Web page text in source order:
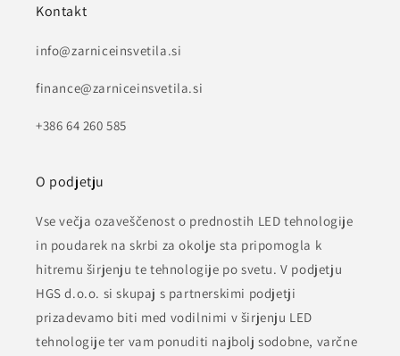
Kontakt
info@zarniceinsvetila.si
finance@zarniceinsvetila.si
+386 64 260 585
O podjetju
Vse večja ozaveščenost o prednostih LED tehnologije
in poudarek na skrbi za okolje sta pripomogla k
hitremu širjenju te tehnologije po svetu. V podjetju
HGS d.o.o. si skupaj s partnerskimi podjetji
prizadevamo biti med vodilnimi v širjenju LED
tehnologije ter vam ponuditi najbolj sodobne, varčne